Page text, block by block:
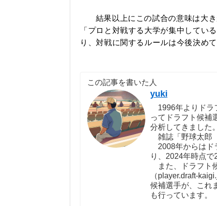
結果以上にこの試合の意味は大
「プロと対戦する大学が集中してい
り、対戦に関するルールは今後決め
この記事を書いた人
yuki
1996年よりドラ
ってドラフト候補
分析してきました
雑誌「野球太郎
2008年からはド
り、2024年時点
また、ドラフト
（player.draft-
候補選手が、これ
も行っています。